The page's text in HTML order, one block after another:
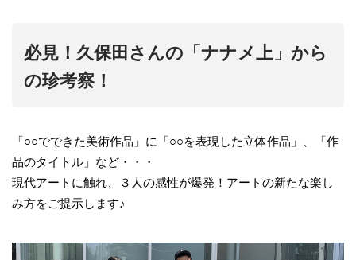
必見！久保田さんの「ナナメ上」から
の珍考察！
「○○でできた美術作品」に「○○を表現した立体作品」、「作
品のタイトル」など・・・
現代アートに触れ、３人の感性が爆発！アートの新たな楽し
み方をご提示します♪